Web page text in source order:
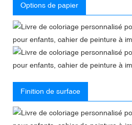
Options de papier
Finition de surface